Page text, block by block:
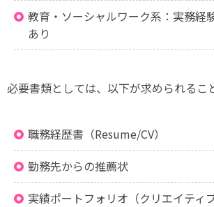
教育・ソーシャルワーク系：実務経
あり
必要書類としては、以下が求められるこ
職務経歴書（Resume/CV）
勤務先からの推薦状
実績ポートフォリオ（クリエイティ